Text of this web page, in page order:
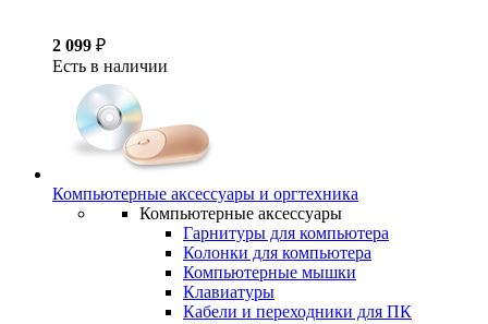
2 099 ₽
Есть в наличии
Компьютерные аксессуары и оргтехника
Компьютерные аксессуары
Гарнитуры для компьютера
Колонки для компьютера
Компьютерные мышки
Клавиатуры
Кабели и переходники для ПК